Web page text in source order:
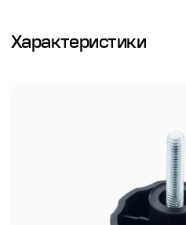
Характеристики